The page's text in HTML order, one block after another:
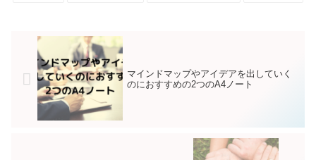
マインドマップやアイデアを出していく
のにおすすめの2つのA4ノート